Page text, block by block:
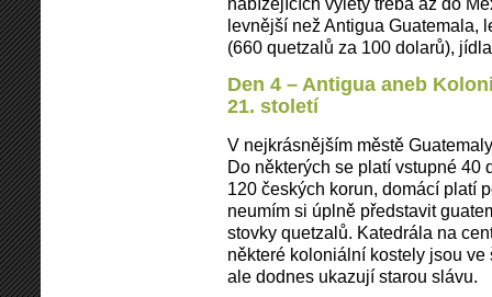
levnější než Antigua Guatemala,
(660 quetzalů za 100 dolarů),
Den 4 – Antigua aneb
21. století
V nejkrásnějším městě
Do některých se platí vstupné 40
120 českých korun, domácí platí
neumím si úplně představit
stovky quetzalů. Katedrála na
některé koloniální kostely jsou
ale dodnes ukazují starou slávu.